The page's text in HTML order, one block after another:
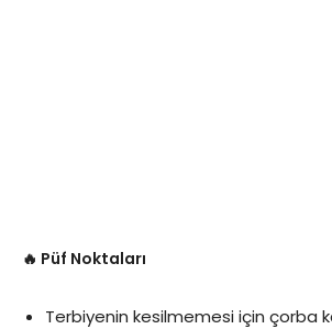
🔥 Püf Noktaları
Terbiyenin kesilmemesi için çorba